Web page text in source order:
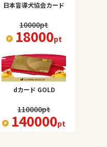
日本盲導犬協会カード
10000pt
18000pt
dカード GOLD
110000pt
140000pt